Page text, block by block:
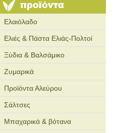
Ελαιόλαδο
Ελιές & Πάστα Ελιάς-Πολτοί
Ξύδια & Βαλσάμικο
Ζυμαρικά
Προϊόντα Αλεύρου
Σάλτσες
Μπαχαρικά & βότανα